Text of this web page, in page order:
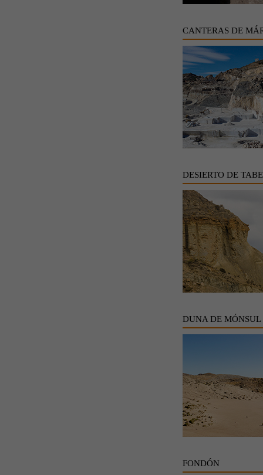
CANTERAS DE
DESIERTO DE
DUNA DE MÓNSUL
FONDÓN